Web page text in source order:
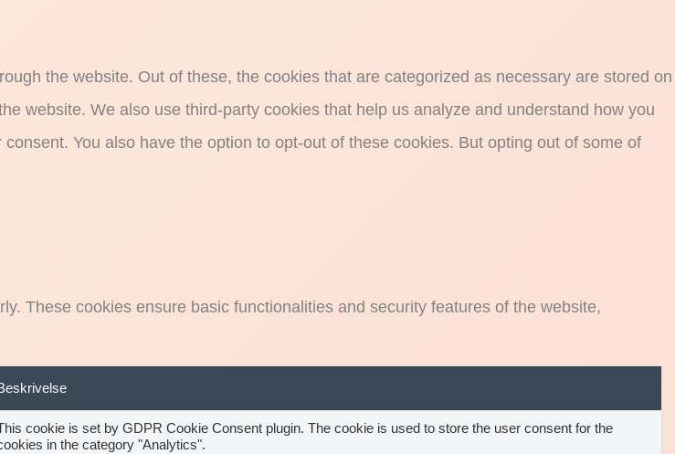
the website. Out of these, the cookies that are categorized as necessary are stored on
website. We also use third-party cookies that help us analyze and understand how you
You also have the option to opt-out of these cookies. But opting out of some of
These cookies ensure basic functionalities and security features of the website,
cookie is set by GDPR Cookie Consent plugin. The cookie is used to store the user consent for the
in the category "Analytics".